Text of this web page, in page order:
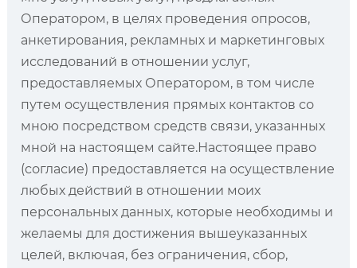
Оператором, в целях проведения опросов,
анкетирования, рекламных и маркетинговых
исследований в отношении услуг,
предоставляемых Оператором, в том числе
путем осуществления прямых контактов со
мною посредством средств связи, указанных
мной на настоящем сайте.Настоящее право
(согласие) предоставляется на осуществление
любых действий в отношении моих
персональных данных, которые необходимы и
желаемы для достижения вышеуказанных
целей, включая, без ограничения, сбор,